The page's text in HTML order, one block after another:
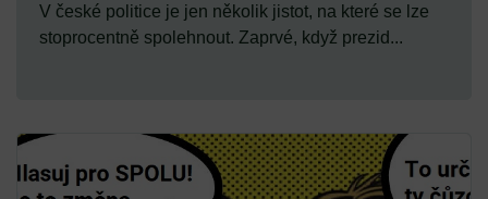
V české politice je jen několik jistot, na které se lze
stoprocentně spolehnout. Zaprvé, když prezid...